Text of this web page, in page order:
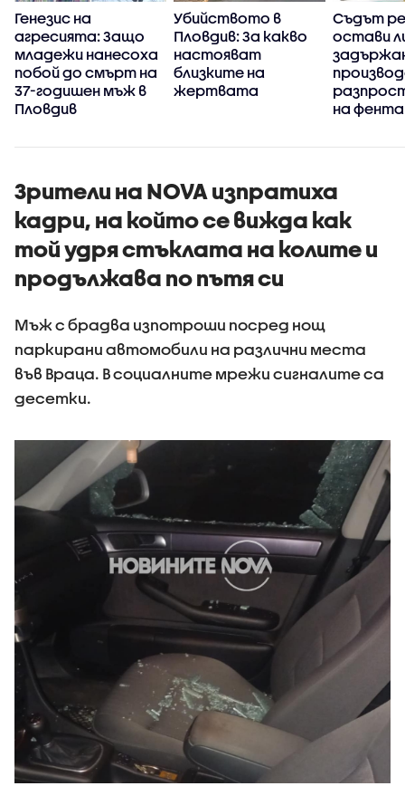
Генезис на
агресията: Защо
младежи нанесоха
побой до смърт на
37-годишен мъж в
Пловдив
Убийството в
Пловдив: За какво
настояват
близките на
жертвата
Съдът
остави
на
Зрители на NOVA изпратиха
кадри, на който се вижда как
той удря стъклата на колите и
продължава по пътя си
Мъж с брадва изпотроши посред нощ
паркирани автомобили на различни места
във Враца. В социалните мрежи сигналите са
десетки.